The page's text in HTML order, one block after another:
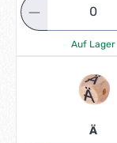
Auf Lager
Ä